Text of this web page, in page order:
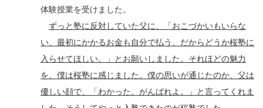
体験授業を受けました。
ずっと塾に反対していた父に、「おこづかいもいらな
い、最初にかかるお金も自分で払う、だからどうか桜塾に
入らせてほしい。」とお願いしました。それほどの魅力
を、僕は桜塾に感じました。僕の思いが通じたのか、父は
優しい顔で、「わかった。がんばれよ。」と言ってくれま